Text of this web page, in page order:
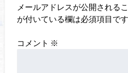
メールアドレスが公開される
が付いている欄は必須項目です
コメント ※